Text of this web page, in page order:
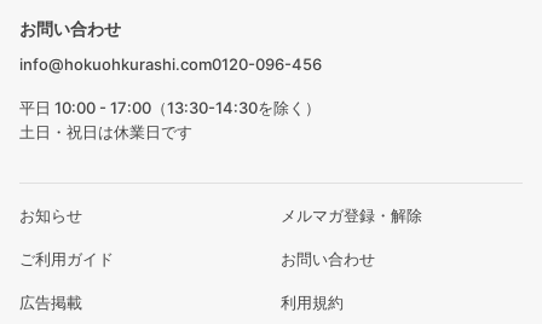
お問い合わせ
info@hokuohkurashi.com0120-096-456
平日 10:00 - 17:00（13:30-14:30を除く）
土日・祝日は休業日です
お知らせ メルマガ登録・解除
ご利用ガイド お問い合わせ
広告掲載 利用規約